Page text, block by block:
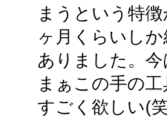
まうという特
ヶ月くらいし
ありました。
まぁこの手の
すごく欲しい(